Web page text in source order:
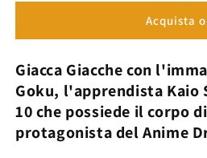
Dragon
Z™
Dragon
Z™
Acquista
Giacca Giacchecon
Goku, l'apprendista Kaio
10 che possiede il corpo di
protagonista del Anime